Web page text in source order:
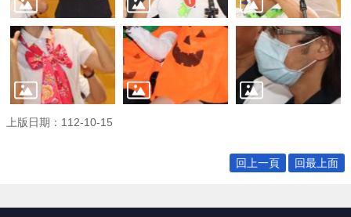
策
網
站
資
料
放
上版日期：112-10-15
回上一頁 回最上面